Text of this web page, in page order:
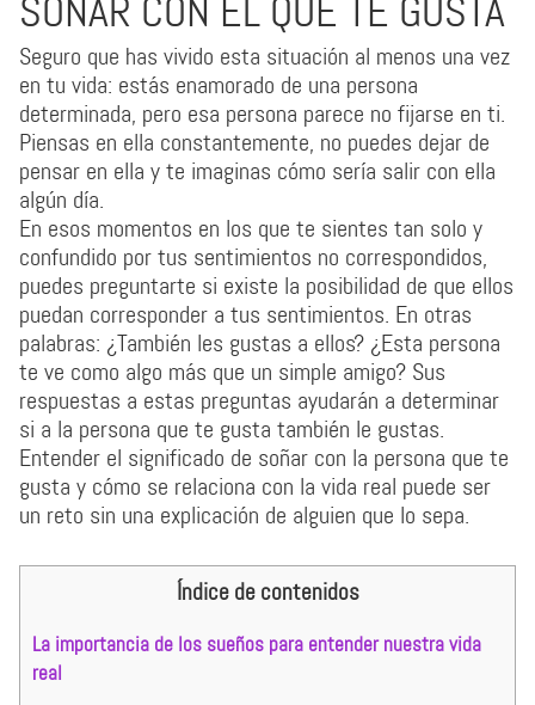
SOÑAR CON EL QUE TE GUSTA
Seguro que has vivido esta situación al menos una vez
en tu vida: estás enamorado de una persona
determinada, pero esa persona parece no fijarse en ti.
Piensas en ella constantemente, no puedes dejar de
pensar en ella y te imaginas cómo sería salir con ella
algún día.
En esos momentos en los que te sientes tan solo y
confundido por tus sentimientos no correspondidos,
puedes preguntarte si existe la posibilidad de que ellos
puedan corresponder a tus sentimientos. En otras
palabras: ¿También les gustas a ellos? ¿Esta persona
te ve como algo más que un simple amigo? Sus
respuestas a estas preguntas ayudarán a determinar
si a la persona que te gusta también le gustas.
Entender el significado de soñar con la persona que te
gusta y cómo se relaciona con la vida real puede ser
un reto sin una explicación de alguien que lo sepa.
Índice de contenidos
La importancia de los sueños para entender nuestra vida
real